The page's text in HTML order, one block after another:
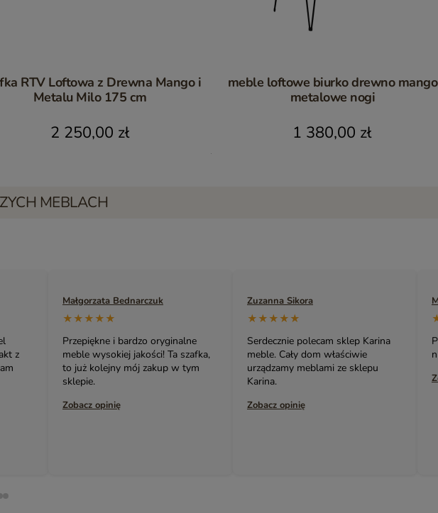
RTV Loftowa z Drewna Mango i
Metalu Milo 175 cm
2 250,00 zł
meble loftowe biurko drewno mango
metalowe nogi
1 380,00 zł
MEBLACH
i bardzo oryginalne
jakości! Ta szafka,
mój zakup w tym
Zuzanna Sikora
Serdecznie polecam sklep Karina
meble. Cały dom właściwie
urządzamy meblami ze sklepu
Polecam. Bardzo
niedrogie meble i nie